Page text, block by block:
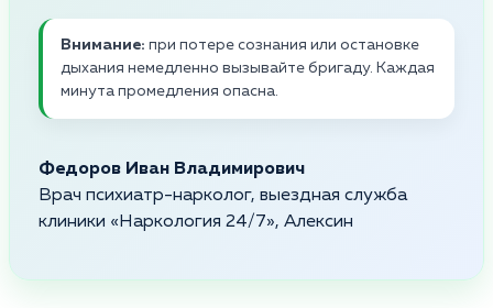
Внимание: при потере сознания или остановке
дыхания немедленно вызывайте бригаду. Каждая
минута промедления опасна.
Федоров Иван Владимирович
Врач психиатр-нарколог, выездная служба
клиники «Наркология 24/7», Алексин